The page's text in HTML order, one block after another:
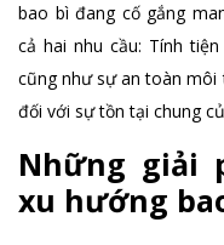
bao bì đang cố gắng
cả hai nhu cầu: Tính
cũng như sự an toàn môi
đối với sự tồn tại chung
Những giải
xu hướng